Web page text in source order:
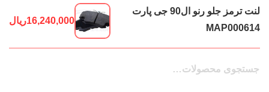
لنت ترمز جلو رنو ال90 جی پارت
MAP000614
16,240,000ریال
جستجو
جستجو